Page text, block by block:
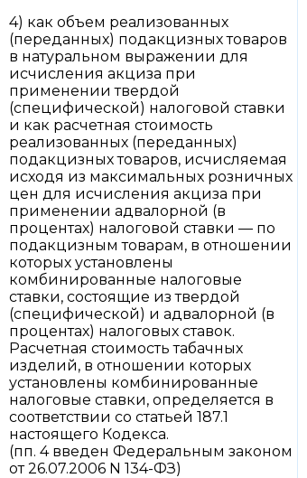
4) как объем реализованных
(переданных) подакцизных товаров
в натуральном выражении для
исчисления акциза при
применении твердой
(специфической) налоговой ставки
и как расчетная стоимость
реализованных (переданных)
подакцизных товаров, исчисляемая
исходя из максимальных розничных
цен для исчисления акциза при
применении адвалорной (в
процентах) налоговой ставки — по
подакцизным товарам, в отношении
которых установлены
комбинированные налоговые
ставки, состоящие из твердой
(специфической) и адвалорной (в
процентах) налоговых ставок.
Расчетная стоимость табачных
изделий, в отношении которых
установлены комбинированные
налоговые ставки, определяется в
соответствии со статьей 187.1
настоящего Кодекса.
(пп. 4 введен Федеральным законом
от 26.07.2006 N 134-ФЗ)